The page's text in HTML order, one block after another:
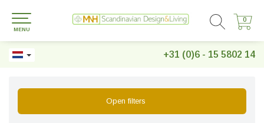
+31 (0)6 - 15 5802 14
0
0
MENU
Open filters